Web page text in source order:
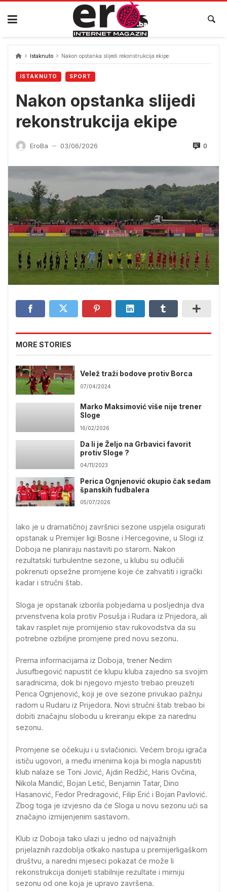
Skip
content
Istaknuto Nakon opstanka slijedi rekonstrukcija ekipe
ISTAKNUTO SPORT
Nakon opstanka slijedi
rekonstrukcija ekipe
EroBa — 03/06/2026 0
MORE STORIES
Velež traži bodove protiv Borca
07/04/2024
Marko Maksimović više nije trener
Sloge
16/02/2026
Da li je Željo na Grbavici favorit
protiv Sloge ?
04/11/2023
Perica Ognjenović okupio čak sedam
španskih fudbalera
05/07/2026
Iako je u dramatičnoj završnici sezone uspjela osigurati
opstanak u Premijer ligi Bosne i Hercegovine, u Slogi iz
Doboja ne planiraju nastaviti po starom. Nakon
rezultatski turbulentne sezone, u klubu su odlučili
pokrenuti opsežne promjene koje će zahvatiti i igrački
kadar i stručni štab.
Sloga je opstanak izborila pobjedama u posljednja dva
prvenstvena kola protiv Posušja i Rudara iz Prijedora, ali
takav rasplet nije promijenio stav rukovodstva da su
potrebne ozbiljne promjene pred novu sezonu.
Prema informacijama iz Doboja, trener Nedim
Jusufbegović napustit će klupu kluba zajedno sa svojim
saradnicima, dok bi njegovo mjesto trebao preuzeti
Perica Ognjenović, koji je ove sezone privukao pažnju
radom u Rudaru iz Prijedora. Novi stručni štab trebao bi
dobiti značajnu slobodu u kreiranju ekipe za narednu
sezonu.
Promjene se očekuju i u svlačionici. Većem broju igrača
ističu ugovori, a među imenima koja bi mogla napustiti
klub nalaze se Toni Jović, Ajdin Redžić, Haris Ovčina,
Nikola Mandić, Bojan Letić, Benjamin Tatar, Dino
Hasanović, Fedor Predragović, Filip Erić i Bojan Pavlović.
Zbog toga je izvjesno da će Sloga u novu sezonu ući sa
značajno izmijenjenim sastavom.
Klub iz Doboja tako ulazi u jedno od najvažnijih
prijelaznih razdoblja otkako nastupa u premijerligaškom
društvu, a naredni mjeseci pokazat će može li
rekonstrukcija donijeti stabilnije rezultate i mirniju
sezonu od one koja je upravo završena.